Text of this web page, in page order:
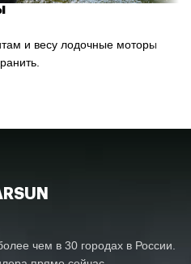
и весу лодочные моторы
чем в 30 городах в России.